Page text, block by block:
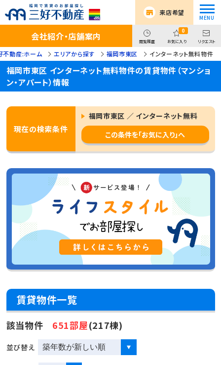
来店希望
会社紹介・店舗案内 閲覧履歴
0
お気に入り リクエスト
不動産:ホーム エリアから探す 福岡市東区 インターネット無料物件
福岡市東区 インターネット無料物件の賃貸物件（マンショ
ン・アパート）情報
現在の検索条件
福岡市東区 ／ インターネット無料
この条件を「お気に入り」へ
賃貸物件一覧
該当物件 651部屋(217棟)
並び替え